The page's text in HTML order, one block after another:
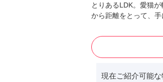
とりあるLDK。愛猫
から距離をとって、手
現在ご紹介可能